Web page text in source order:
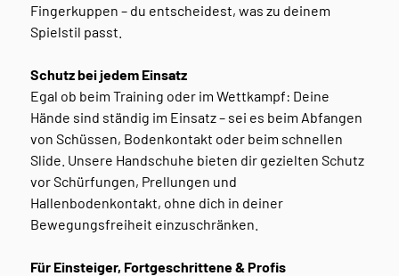
Fingerkuppen – du entscheidest, was zu deinem
Spielstil passt.
Schutz bei jedem Einsatz
Egal ob beim Training oder im Wettkampf: Deine
Hände sind ständig im Einsatz – sei es beim Abfangen
von Schüssen, Bodenkontakt oder beim schnellen
Slide. Unsere Handschuhe bieten dir gezielten Schutz
vor Schürfungen, Prellungen und
Hallenbodenkontakt, ohne dich in deiner
Bewegungsfreiheit einzuschränken.
Für Einsteiger, Fortgeschrittene & Profis